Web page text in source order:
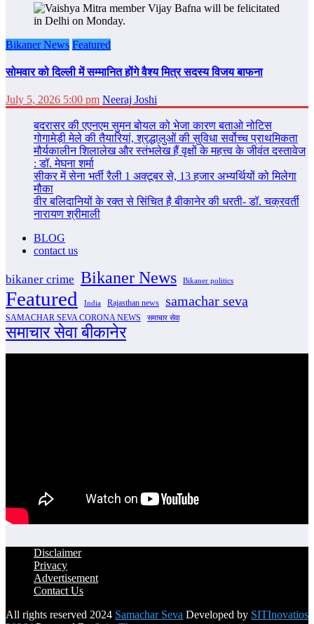
Bikaner News Featured
सोमवार को दिल्‍ली में सम्‍मानित होंगे वैश्य मित्र सदस्य विजय बाफना
July 5, 2026 5:00 pm Neeraj Joshi
बदरासर की एएनएम सुमन बोयल को भेजा कारण बताओ नोटिस
गोगामेड़ी मेले की तैयारियां, श्रद्धालुओं की सुविधा सर्वोच्च प्राथमिकता
मौर्यकालीन शिलालेख और स्तंभलेख हैं वृक्षों के महत्त्व के जीवंत दस्तावेज
: डॉ. मेघना शर्मा
सीकर में सेना भर्ती रैली 1 अक्टूबर से, 13 हजार अभ्यर्थियों को मिलेगा
मौका
वीर बलिदानियों के रक्त से सिंचित है बीकानेर की धरती- डॉ. चक्रवर्ती
नारायण श्रीमाली
BLOG
contact us
bikaner crime Bikaner News Bikaner politics
Featured India Rajasthan news samachar seva
SAMACHAR SEVA CORONA NEWS समाचार सेवा
समाचार सेवा बीकानेर
Disclaimer
Privacy
Advertisement
Contact Us
All rights reserved 2024 Samachar Seva Developed by SITInovatios